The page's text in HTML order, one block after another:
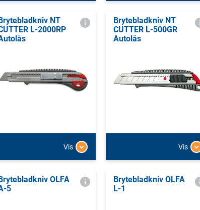
NT
L-2000RP
Vis
Brytebladkniv NT
CUTTER L-500GR
Autolås
Vis
Brytebladkniv OLFA
5
Brytebladkniv OLFA
L-1